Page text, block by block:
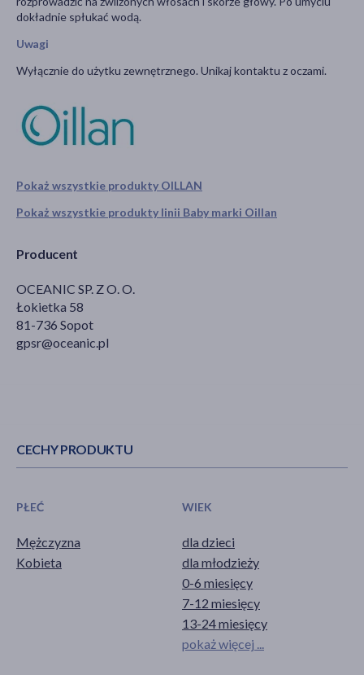
Pokaż wszystkie produkty OILLAN
Pokaż wszystkie produkty linii Baby marki Oillan
Producent
OCEANIC SP. Z O. O.
Łokietka 58
81-736 Sopot
gpsr@oceanic.pl
dokładnie spłukać wodą.
Uwagi
Wyłącznie do użytku zewnętrznego. Unikaj kontaktu z oczami.
CECHY PRODUKTU
PŁEĆ
Mężczyzna
Kobieta
WIEK
dla dzieci
dla młodzieży
0-6 miesięcy
7-12 miesięcy
13-24 miesięcy
pokaż więcej ...